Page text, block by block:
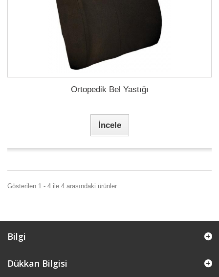
Ortopedik Bel Yastığı
İncele
Gösterilen 1 - 4 ile 4 arasındaki ürünler
Bilgi
Dükkan Bilgisi